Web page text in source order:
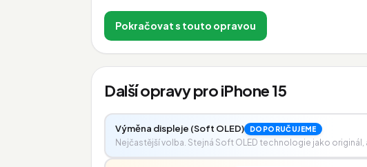
Pokračovat s touto opravou
Další opravy pro iPhone 15
Výměna displeje (Soft OLED) DOPORUČUJEME
Nejčastější volba. Stejná Soft OLED technologie jako